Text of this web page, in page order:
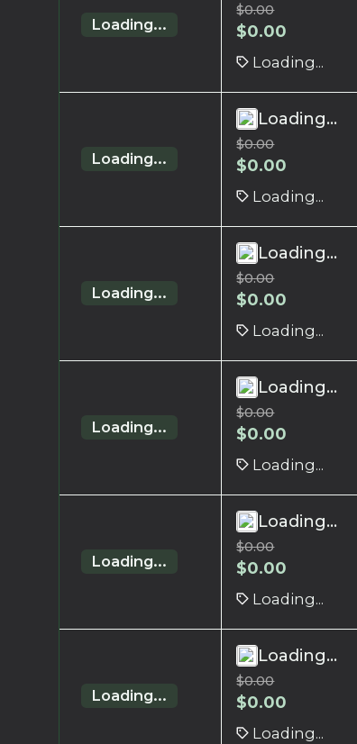
Loading...
$0.00
$0.00
Loading...
Loading...
Loading...
$0.00
$0.00
Loading...
Loading...
Loading...
$0.00
$0.00
Loading...
Loading...
Loading...
$0.00
$0.00
Loading...
Loading...
Loading...
$0.00
$0.00
Loading...
Loading...
Loading...
$0.00
$0.00
Loading...